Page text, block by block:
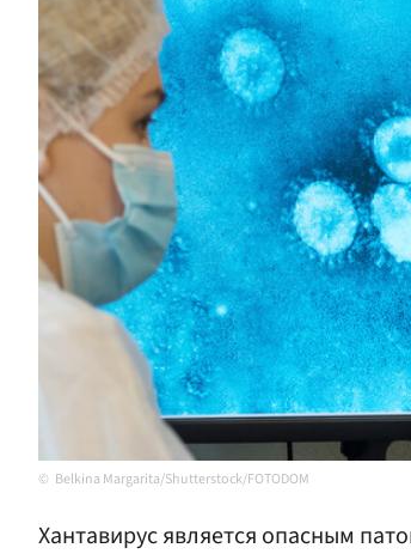
Belkina Margarita/Shutterstock/FOTODOM
Хантавирус является опасным